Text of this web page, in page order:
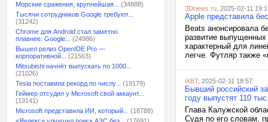
Морские сражения, крупнейшая...
(34888)
Тысячи сотрудников Google требуют...
(31242)
Chrome для Android стал заметно
плавнее: Google...
(24986)
Вышел релиз OpenIDE Pro —
корпоративной...
(21563)
Mitsubishi начнёт выпускать по 1000...
(21026)
Tesla поставила рекорд по числу...
(19179)
Геймер отсудил у Microsoft свой аккаунт...
(19141)
Microsoft представила ИИ, который...
(18788)
3Dnews.ru , 2025-02-11
Apple представила
Beats анонсировала
развитие
характерный для
легче. Футляр также
iXBT, 2025-02-11 18:57
Бывший российский
году выпустят 110
Глава Калужской
Судя по его словам,